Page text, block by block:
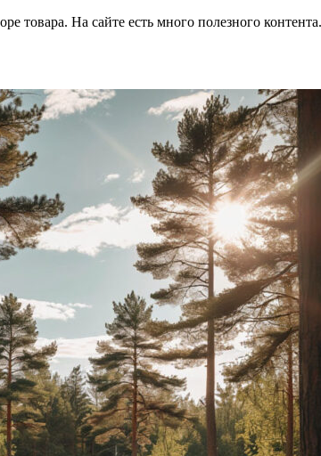
товара. На сайте есть много полезного контента.